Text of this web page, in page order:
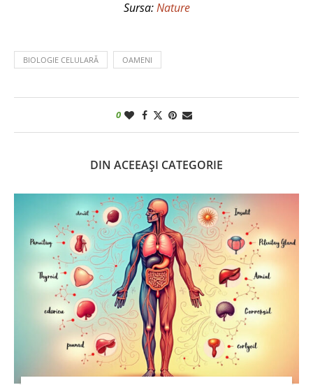
Sursa:Nature
BIOLOGIE CELULARĂ OAMENI
0
DIN ACEEAȘI CATEGORIE